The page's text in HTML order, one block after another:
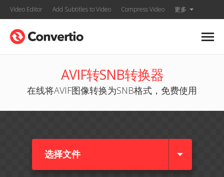
Video Editor Add Subtitles to Video Compress Video 更多
AVIF转SNB转换器
在线将AVIF图像转换为SNB格式，免费使用
选择文件